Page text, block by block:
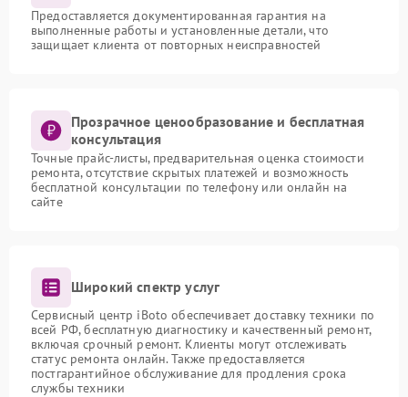
Предоставляется документированная гарантия на
выполненные работы и установленные детали, что
защищает клиента от повторных неисправностей
Прозрачное ценообразование и бесплатная
консультация
Точные прайс-листы, предварительная оценка стоимости
ремонта, отсутствие скрытых платежей и возможность
бесплатной консультации по телефону или онлайн на
сайте
Широкий спектр услуг
Сервисный центр iBoto обеспечивает доставку техники по
всей РФ, бесплатную диагностику и качественный ремонт,
включая срочный ремонт. Клиенты могут отслеживать
статус ремонта онлайн. Также предоставляется
постгарантийное обслуживание для продления срока
службы техники